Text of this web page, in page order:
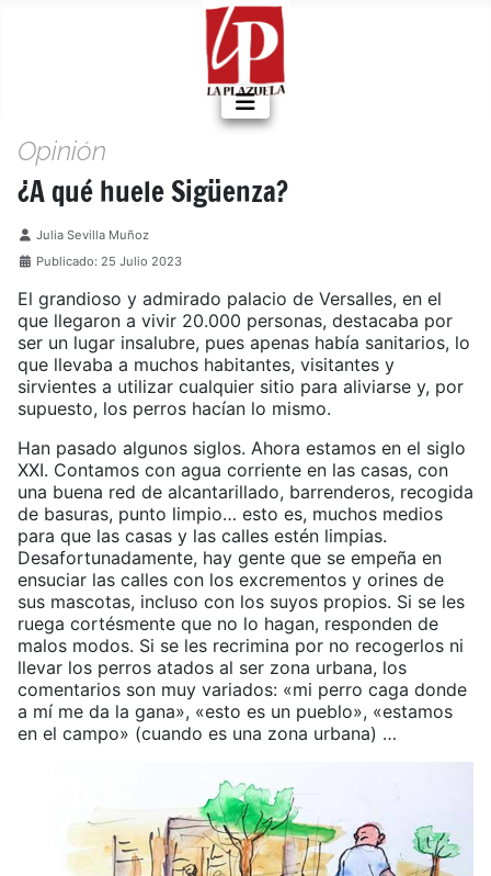
Opinión
¿A qué huele Sigüenza?
Detalles
Julia Sevilla Muñoz
Publicado: 25 Julio 2023
El grandioso y admirado palacio de Versalles, en el
que llegaron a vivir 20.000 personas, destacaba por
ser un lugar insalubre, pues apenas había sanitarios, lo
que llevaba a muchos habitantes, visitantes y
sirvientes a utilizar cualquier sitio para aliviarse y, por
supuesto, los perros hacían lo mismo.
Han pasado algunos siglos. Ahora estamos en el siglo
XXI. Contamos con agua corriente en las casas, con
una buena red de alcantarillado, barrenderos, recogida
de basuras, punto limpio… esto es, muchos medios
para que las casas y las calles estén limpias.
Desafortunadamente, hay gente que se empeña en
ensuciar las calles con los excrementos y orines de
sus mascotas, incluso con los suyos propios. Si se les
ruega cortésmente que no lo hagan, responden de
malos modos. Si se les recrimina por no recogerlos ni
llevar los perros atados al ser zona urbana, los
comentarios son muy variados: «mi perro caga donde
a mí me da la gana», «esto es un pueblo», «estamos
en el campo» (cuando es una zona urbana) …